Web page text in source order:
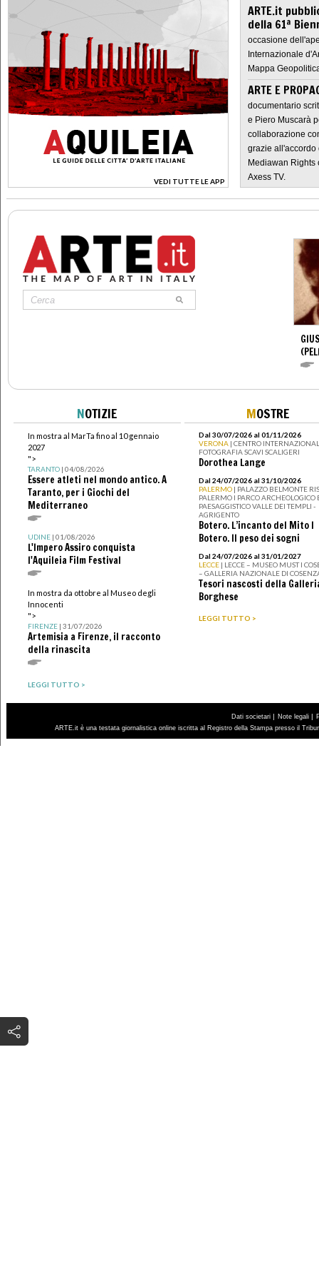
VEDI TUTTE LE APP
>
ARTE.it
della 61ª
occasione
Internazionale
Mappa
ARTE E
documentario
e Piero Muscarà
collaborazione
grazie all'accordo
Mediawan
Axess TV.
NOTIZIE
In mostra al MarTa fino al 10 gennaio
2027
">
TARANTO| 04/08/2026
Essere atleti nel mondo antico. A
Taranto, per i Giochi del
Mediterraneo
UDINE| 01/08/2026
L'Impero Assiro conquista
l'Aquileia Film Festival
In mostra da ottobre al Museo degli
Innocenti
">
FIRENZE| 31/07/2026
Artemisia a Firenze, il racconto
della rinascita
LEGGI TUTTO >
MOSTRE
Dal 30/07/2026 al 01/11/2026
VERONA | CENTRO
FOTOGRAFIA SCAVI SCALIGERI
Dorothea Lange
Dal 24/07/2026 al 31/10/2026
PALERMO | PALAZZO BELMONTE
PALERMO I PARCO ARCHEOLOGICO
PAESAGGISTICO VALLE DEI TEMPLI -
AGRIGENTO
Botero. L’incanto del Mito I
Botero. Il peso dei sogni
Dal 24/07/2026 al 31/01/2027
LECCE | LECCE – MUSEO MUST I
– GALLERIA NAZIONALE DI
Tesori nascosti della
Borghese
LEGGI TUTTO >
Dati societari | Note legali |
ARTE.it è una testata giornalistica online iscritta al Registro della Stampa presso il